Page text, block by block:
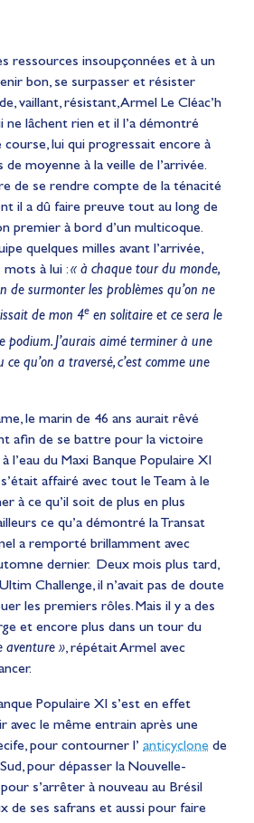
ressources insoupçonnées et à un
bon, se surpasser et résister
vaillant, résistant, Armel Le Cléac’h
ne lâchent rien et il l’a démontré
course, lui qui progressait encore à
moyenne à la veille de l’arrivée.
de se rendre compte de la ténacité
il a dû faire preuve tout au long de
premier à bord d’un multicoque.
quelques milles avant l’arrivée,
mots à lui :« à chaque tour du monde,
de surmonter les problèmes qu’on ne
de mon 4e en solitaire et ce sera le
podium. J’aurais aimé terminer à une
qu’on a traversé, c’est comme une
le marin de 46 ans aurait rêvé
afin de se battre pour la victoire
l’eau du Maxi Banque Populaire XI
affairé avec tout le Team à le
à ce qu’il soit de plus en plus
ce qu’a démontré la Transat
a remporté brillamment avec
dernier. Deux mois plus tard,
Challenge, il n’avait pas de doute
les premiers rôles. Mais il y a des
et encore plus dans un tour du
aventure », répétait Armel avec
Populaire XI s’est en effet
avec le même entrain après une
pour contourner l’ anticyclone de
pour dépasser la Nouvelle-
s’arrêter à nouveau au Brésil
de ses safrans et aussi pour faire